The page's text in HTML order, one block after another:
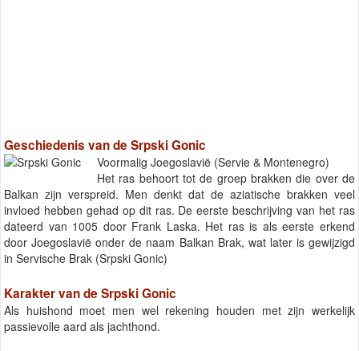
Geschiedenis van de Srpski Gonic
Voormalig Joegoslavië (Servie & Montenegro)
Het ras behoort tot de groep brakken die over de
Balkan zijn verspreid. Men denkt dat de aziatische brakken veel
invloed hebben gehad op dit ras. De eerste beschrijving van het ras
dateerd van 1005 door Frank Laska. Het ras is als eerste erkend
door Joegoslavië onder de naam Balkan Brak, wat later is gewijzigd
in Servische Brak (Srpski Gonic)
Karakter van de Srpski Gonic
Als huishond moet men wel rekening houden met zijn werkelijk
passievolle aard als jachthond.